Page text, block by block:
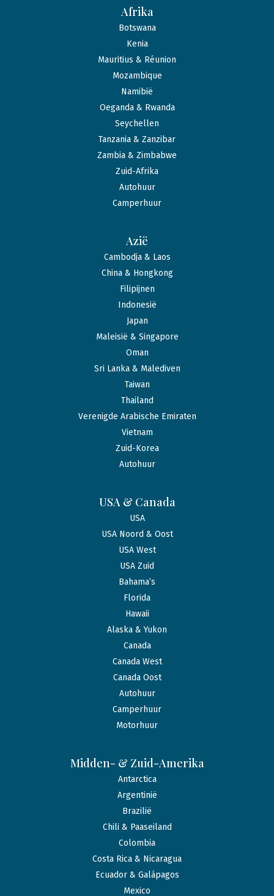
Afrika
Botswana
Kenia
Mauritius & Réunion
Mozambique
Namibië
Oeganda & Rwanda
Seychellen
Tanzania & Zanzibar
Zambia & Zimbabwe
Zuid-Afrika
Autohuur
Camperhuur
Azië
Cambodja & Laos
China & Hongkong
Filipijnen
Indonesië
Japan
Maleisië & Singapore
Oman
Sri Lanka & Malediven
Taiwan
Thailand
Verenigde Arabische Emiraten
Vietnam
Zuid-Korea
Autohuur
USA & Canada
USA
USA Noord & Oost
USA West
USA Zuid
Bahama’s
Florida
Hawaii
Alaska & Yukon
Canada
Canada West
Canada Oost
Autohuur
Camperhuur
Motorhuur
Midden- & Zuid-Amerika
Antarctica
Argentinië
Brazilië
Chili & Paaseiland
Colombia
Costa Rica & Nicaragua
Ecuador & Galápagos
Mexico